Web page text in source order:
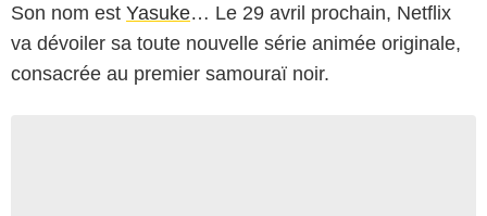
Son nom est Yasuke… Le 29 avril prochain, Netflix
va dévoiler sa toute nouvelle série animée originale,
consacrée au premier samouraï noir.